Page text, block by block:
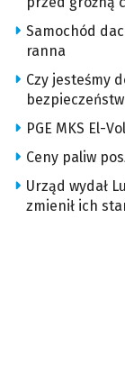
Samochód
ranna
Czy jesteśmy
PGE MKS El-
Ceny paliw
Urząd wydał
zmienił ich